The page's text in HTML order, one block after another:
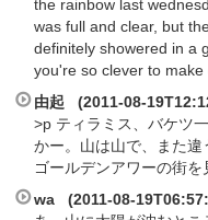
the rainbow last
was full and clear, but
definitely showered in a
you're so clever to
由起 (2011-08-
>p ティラミス、バケツ
かー。山は山で、また
ゴールデンアワーの街を
wa (2011-08-